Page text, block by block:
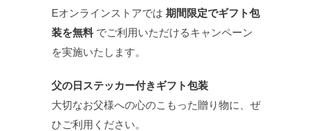
Eオンラインストアでは 期間限定でギフト包
装を無料 でご利用いただけるキャンペーン
を実施いたします。
父の日ステッカー付きギフト包装
大切なお父様への心のこもった贈り物に、ぜ
ひご利用ください。